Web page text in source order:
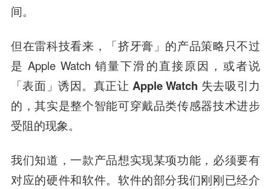
间。
但在雷科技看来，「挤牙膏」的产品策略只不过
是 Apple Watch 销量下滑的直接原因，或者说
「表面」诱因。 真正让 Apple Watch 失去吸引力
的，其实是整个智能可穿戴品类传感器技术进步
受阻的现象。
我们知道，一款产品想实现某项功能，必须要有
对应的硬件和软件。软件的部分我们刚刚已经介